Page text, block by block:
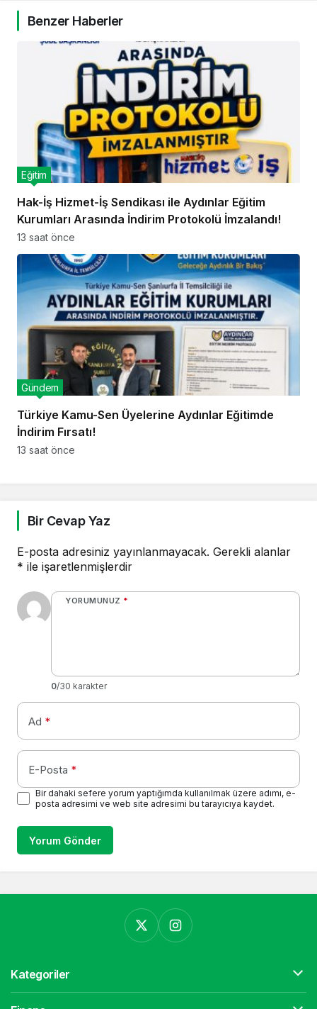
Benzer Haberler
Hak-İş Hizmet-İş Sendikası ile Aydınlar Eğitim
Kurumları Arasında İndirim Protokolü İmzalandı!
Eğitim
13 saat önce
Türkiye Kamu-Sen Üyelerine Aydınlar Eğitimde
İndirim Fırsatı!
Gündem
13 saat önce
Bir Cevap Yaz
E-posta adresiniz yayınlanmayacak. Gerekli alanlar
* ile işaretlenmişlerdir
YORUMUNUZ *
0/30 karakter
Ad *
E-Posta *
Bir dahaki sefere yorum yaptığımda kullanılmak üzere adımı, e-
posta adresimi ve web site adresimi bu tarayıcıya kaydet.
Yorum Gönder
Kategoriler